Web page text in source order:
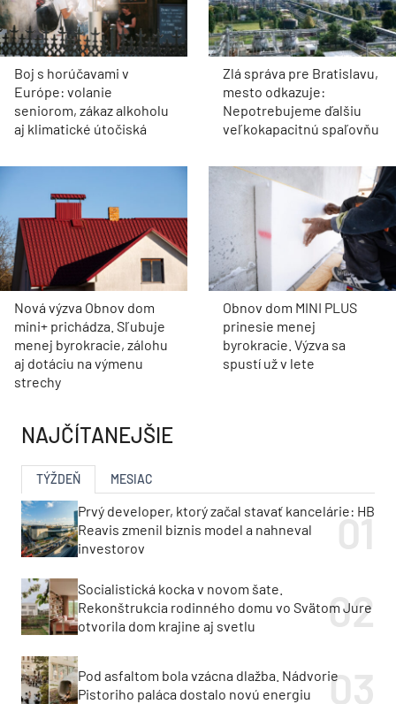
Boj s horúčavami v
Európe: volanie
seniorom, zákaz alkoholu
aj klimatické útočiská
Zlá správa pre Bratislavu,
mesto odkazuje:
Nepotrebujeme ďalšiu
veľkokapacitnú spaľovňu
Nová výzva Obnov dom
mini+ prichádza. Sľubuje
menej byrokracie, zálohu
aj dotáciu na výmenu
strechy
Obnov dom MINI PLUS
prinesie menej
byrokracie. Výzva sa
spustí už v lete
NAJČÍTANEJŠIE
TÝŽDEŇ MESIAC
Prvý developer, ktorý začal stavať kancelárie: HB
Reavis zmenil biznis model a nahneval
investorov
Socialistická kocka v novom šate.
Rekonštrukcia rodinného domu vo Svätom Jure
otvorila dom krajine aj svetlu
Pod asfaltom bola vzácna dlažba. Nádvorie
Pistoriho paláca dostalo novú energiu